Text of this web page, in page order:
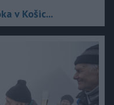
v Košic...